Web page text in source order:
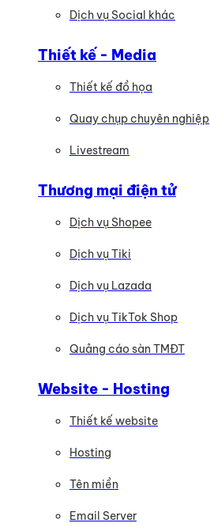
Dịch vụ Social khác
Thiết kế - Media
Thiết kế đồ họa
Quay chụp chuyên nghiệp
Livestream
Thương mại điện tử
Dịch vụ Shopee
Dịch vụ Tiki
Dịch vụ Lazada
Dịch vụ TikTok Shop
Quảng cáo sàn TMĐT
Website - Hosting
Thiết kế website
Hosting
Tên miền
Email Server